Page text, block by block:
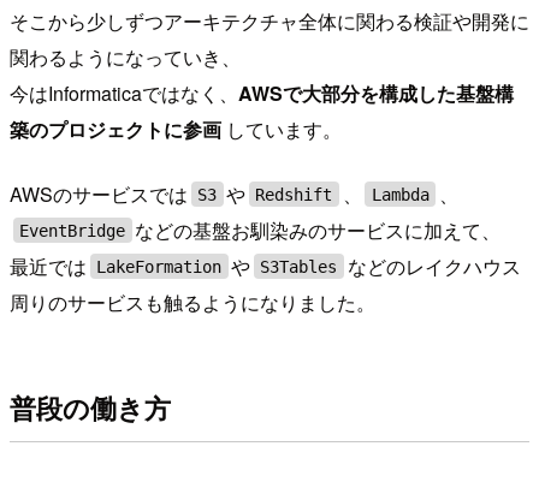
そこから少しずつアーキテクチャ全体に関わる検証や開発に
関わるようになっていき、
今はInformaticaではなく、 AWSで大部分を構成した基盤構
築のプロジェクトに参画 しています。
AWSのサービスでは S3 や Redshift Lambda
EventBridge などの基盤お馴染みのサービスに加えて、
最近では
LakeFormation や S3Tables
などのレイクハウス
周りのサービスも触るようになりました。
普段の働き方